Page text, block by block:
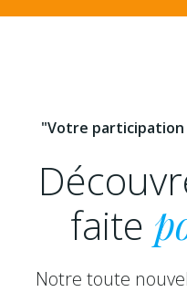
"Votre
faite
Notre toute